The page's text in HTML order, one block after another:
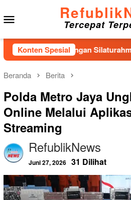
ke
konten
Tercepat
Konten Spesial
Kunjungan Silaturahmi ke
Beranda Berita
Polda Metro Jaya
Online Melalui
Streaming
RefublikNews
Juni 27, 2026 31 Dilihat